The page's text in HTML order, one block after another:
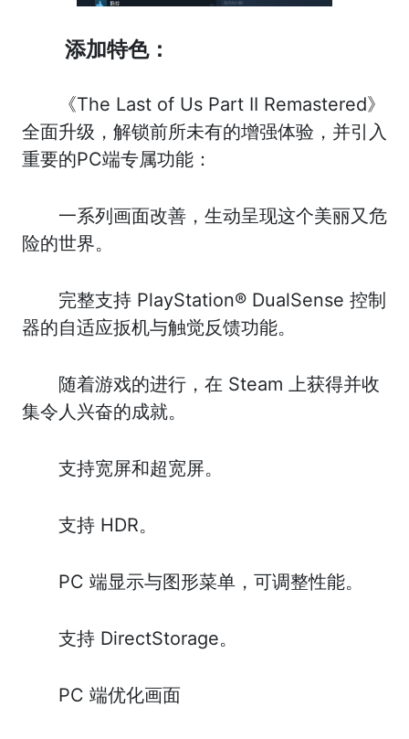
添加特色：
《The Last of Us Part II Remastered》
全面升级，解锁前所未有的增强体验，并引入
重要的PC端专属功能：
一系列画面改善，生动呈现这个美丽又危
险的世界。
完整支持 PlayStation® DualSense 控制
器的自适应扳机与触觉反馈功能。
随着游戏的进行，在 Steam 上获得并收
集令人兴奋的成就。
支持宽屏和超宽屏。
支持 HDR。
PC 端显示与图形菜单，可调整性能。
支持 DirectStorage。
PC 端优化画面